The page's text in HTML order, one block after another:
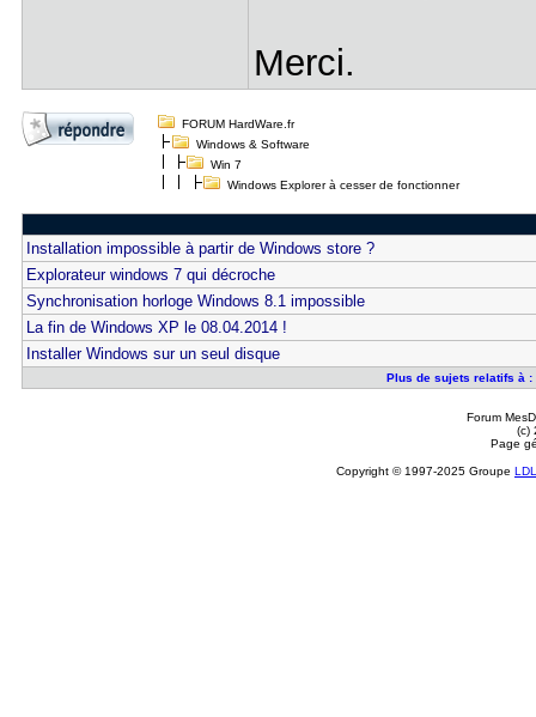
Merci.
FORUM HardWare.fr
Windows & Software
Win 7
Windows Explorer à cesser de fonctionner
Installation impossible à partir de Windows store ?
Explorateur windows 7 qui décroche
Synchronisation horloge Windows 8.1 impossible
La fin de Windows XP le 08.04.2014 !
Installer Windows sur un seul disque
Plus de sujets relatifs à
Forum
(c)
Page
Copyright © 1997-2025 Groupe